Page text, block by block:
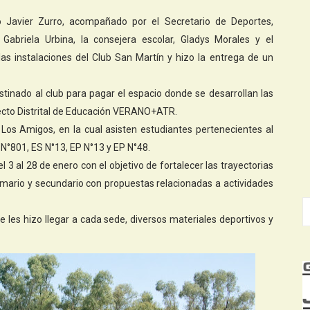
Zurro, acompañado por el Secretario de Deportes,
Urbina, la consejera escolar, Gladys Morales y el
instalaciones del Club San Martín y hizo la entrega de un
al club para pagar el espacio donde se desarrollan las
Distrital de Educación VERANO+ATR.
Amigos, en la cual asisten estudiantes pertenecientes al
ES N°13, EP N°13 y EP N°48.
3 al 28 de enero con el objetivo de fortalecer las trayectorias
y secundario con propuestas relacionadas a actividades
les hizo llegar a cada sede, diversos materiales deportivos y